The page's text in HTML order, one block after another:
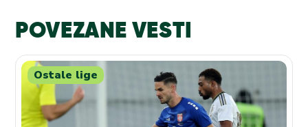
POVEZANE VESTI
Ostale lige